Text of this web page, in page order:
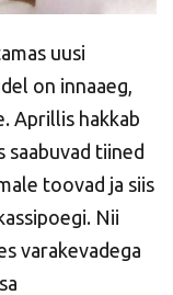
uusi
on innaaeg,
Aprillis hakkab
saabuvad tiined
toovad ja siis
Nii
varakevadega